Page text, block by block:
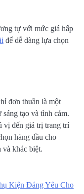
tự với mức giá hấp
để dễ dàng lựa chọn
đơn thuần là một
tạo và tình cảm.
vị đến giá trị trang trí
hàng đầu cho
và khác biệt.
Kiện Đáng Yêu Cho